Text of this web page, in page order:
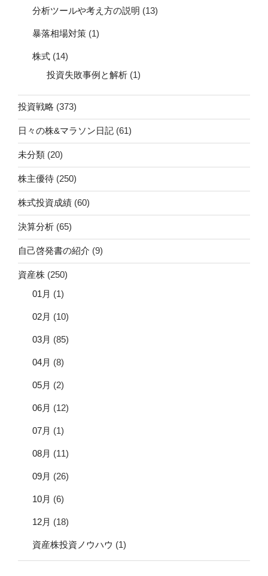
分析ツールや考え方の説明 (13)
暴落相場対策 (1)
株式 (14)
投資失敗事例と解析 (1)
投資戦略 (373)
日々の株&マラソン日記 (61)
未分類 (20)
株主優待 (250)
株式投資成績 (60)
決算分析 (65)
自己啓発書の紹介 (9)
資産株 (250)
01月 (1)
02月 (10)
03月 (85)
04月 (8)
05月 (2)
06月 (12)
07月 (1)
08月 (11)
09月 (26)
10月 (6)
12月 (18)
資産株投資ノウハウ (1)